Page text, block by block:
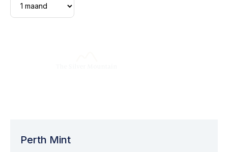
Perth Mint